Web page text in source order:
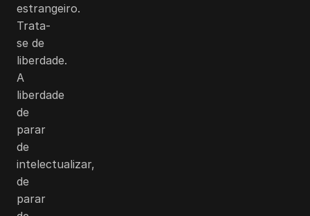
estrangeiro.
Trata-
se de
liberdade.
A
liberdade
de
parar
de
intelectualizar,
de
parar